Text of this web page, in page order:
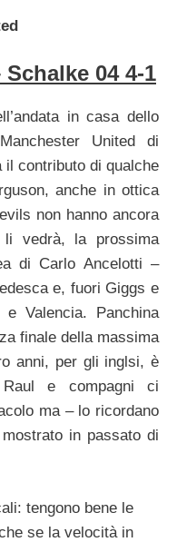
04 4-1
in casa dello
United di
contributo di qualche
anche in ottica
non hanno ancora
vedrà, la prossima
di Carlo Ancelotti –
e, fuori Giggs e
Valencia. Panchina
finale della massima
anni, per gli inglsi, è
e compagni ci
ma – lo ricordano
in passato di
tengono bene le
se la velocità in